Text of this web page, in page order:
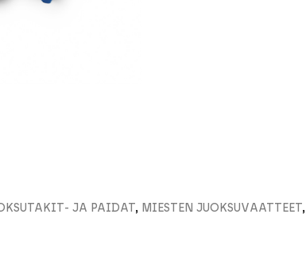
JA PAIDAT, MIESTEN JUOKSUVAATTEET,